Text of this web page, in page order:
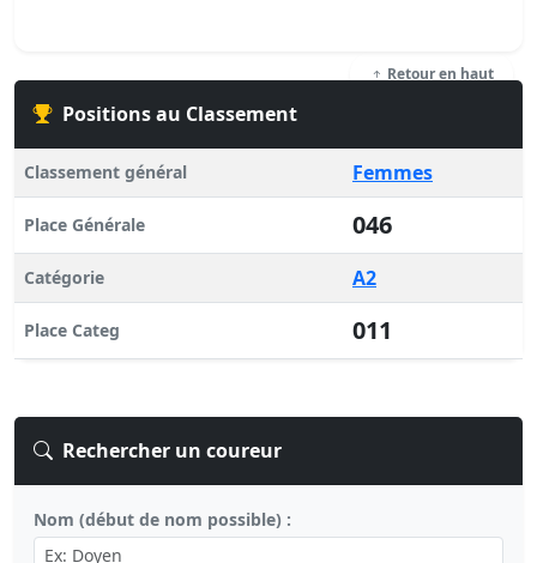
Retour en haut
Positions au Classement
Classement général Femmes
Place Générale 046
Catégorie A2
Place Categ 011
Rechercher un coureur
Nom (début de nom possible) :